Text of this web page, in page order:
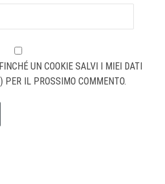
UN COOKIE SALVI I MIEI DATI
PER IL PROSSIMO COMMENTO.